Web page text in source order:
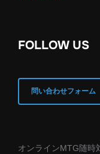
FOLLOW US
問い合わせフォーム
オンラインMTG随時